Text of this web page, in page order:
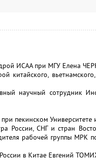
ИСАА при МГУ Елена
китайского,
научный сотрудник
при пекинском
России, СНГ и стран
рабочей группы МРК
в Китае Евгений